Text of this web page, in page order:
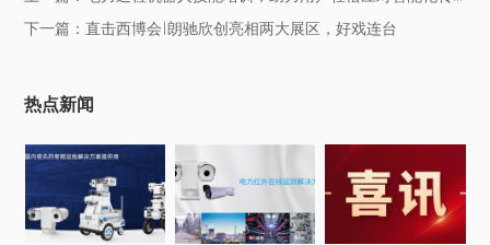
下一篇：直击西博会|朗驰欣创亮相两大展区，好戏连台
热点新闻